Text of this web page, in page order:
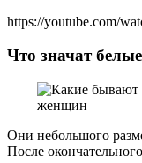
https://youtube.com/
Что значат
Они небольшого
После